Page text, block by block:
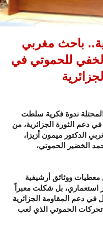
باحث مغربي
للحموتي في
المحتلة ندوة فكرية سلطت
دعم الثورة الجزائرية، من
الدكتور ميمون أزيزا،
الخضير الحموتي،
معطيات ووثائق أرشيفية
استعماري، بل شكلت معبراً
في دعم المقاومة الجزائرية
الحموتي الذي لعب